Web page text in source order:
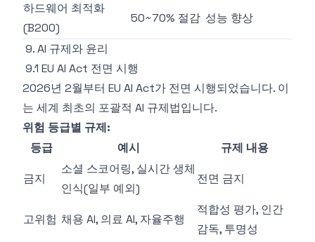
하드웨어 최적화
(B200)
50~70% 절감 성능 향상
9. AI 규제와 윤리
9.1 EU AI Act 전면 시행
2026년 2월부터 EU AI Act가 전면 시행되었습니다. 이
는 세계 최초의 포괄적 AI 규제법입니다.
위험 등급별 규제:
등급
예시 규제 내용
금지
소셜 스코어링, 실시간 생체
인식(일부 예외)
전면 금지
고위험 채용 AI, 의료 AI, 자율주행
적합성 평가, 인간
감독, 투명성